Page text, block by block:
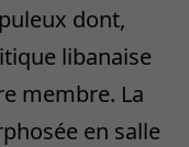
dont,
libanaise
membre. La
en salle